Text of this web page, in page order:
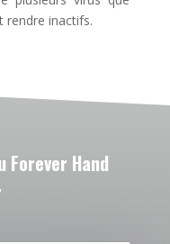
rendre inactifs.
Forever Hand